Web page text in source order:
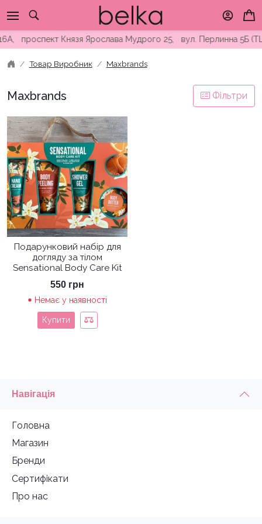
to
content
проспект Князя Ярослава Мудрого 25, вул. Перлинна 5Б
Товар Виробник Maxbrands
Maxbrands Фільтри
Подарунковий набір для
догляду за тілом
Sensational Body Care Kit
550 грн
Немає у наявності
Купити
Навігація
Головна
Магазин
Бренди
Сертифікати
Про нас